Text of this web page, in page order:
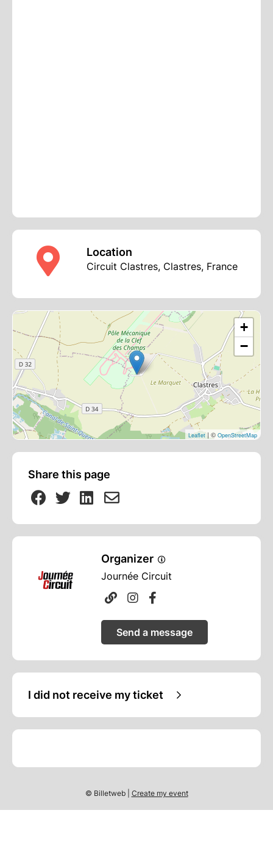
Location
Circuit Clastres, Clastres, France
+
−
Leaflet| © OpenStreetMap
Share this page
Organizer
Journée Circuit
Send a message
I did not receive my ticket
© Billetweb | Create my event